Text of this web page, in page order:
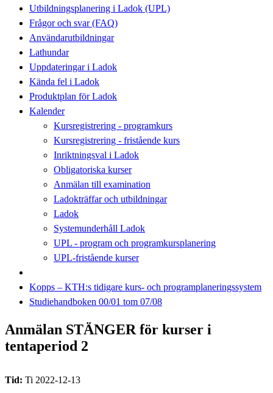
Utbildningsplanering i Ladok (UPL)
Frågor och svar (FAQ)
Användarutbildningar
Lathundar
Uppdateringar i Ladok
Kända fel i Ladok
Produktplan för Ladok
Kalender
Kursregistrering - programkurs
Kursregistrering - fristående kurs
Inriktningsval i Ladok
Obligatoriska kurser
Anmälan till examination
Ladokträffar och utbildningar
Ladok
Systemunderhåll Ladok
UPL - program och programkursplanering
UPL-fristående kurser
Kopps – KTH:s tidigare kurs- och programplaneringssystem
Studiehandboken 00/01 tom 07/08
Anmälan STÄNGER för kurser i
tentaperiod 2
Tid: Ti 2022-12-13